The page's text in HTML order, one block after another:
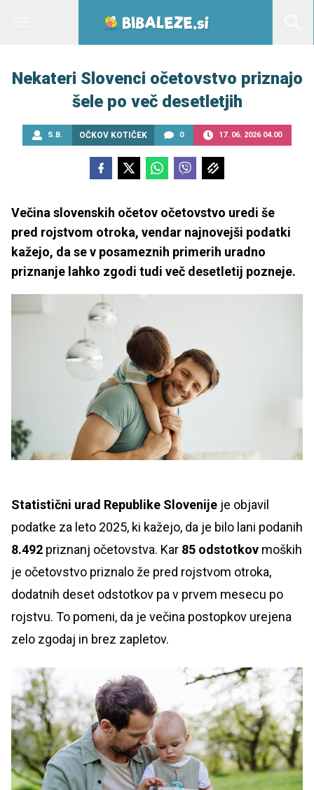
Nekateri Slovenci očetovstvo priznajo
šele po več desetletjih
S.B. OČKOV KOTIČEK 0 17. 06. 2026 04.00
Večina slovenskih očetov očetovstvo uredi še
pred rojstvom otroka, vendar najnovejši podatki
kažejo, da se v posameznih primerih uradno
priznanje lahko zgodi tudi več desetletij pozneje.
Statistični urad Republike Slovenije je objavil
podatke za leto 2025, ki kažejo, da je bilo lani podanih
8.492 priznanj očetovstva. Kar 85 odstotkov moških
je očetovstvo priznalo že pred rojstvom otroka,
dodatnih deset odstotkov pa v prvem mesecu po
rojstvu. To pomeni, da je večina postopkov urejena
zelo zgodaj in brez zapletov.